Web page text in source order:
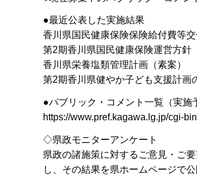
●最近公表した実施結果
香川県国民健康保険保険給付費等
第2期香川県国民健康保険運営方針
香川県栄養塩類管理計画（素案）
第2期香川県健やか子ども支援計画
●パブリック・コメント一覧（実施
https://www.pref.kagawa.lg.jp/cgi-
◇県政モニターアンケート
県政の諸施策に対するご意見・ご
し、その結果を県ホームページで公